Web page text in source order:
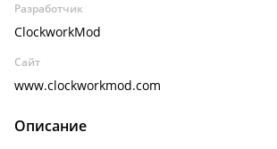
Разработчик
ClockworkMod
Сайт
www.clockworkmod.com
Описание